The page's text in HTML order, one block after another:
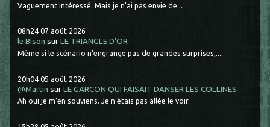
Vaguement intéressé. Mais je n'ai pas envie de...
08h24 07 août 2026
le Bison surLE TRIANGLE D'OR
Même si le scénario n'engrange pas de grandes surprises,...
20h04 05 août 2026
@Martin surLE GARCON QUI FAISAIT DANSER LES COLLINES
Ah oui je m'en souviens. Je n'étais pas allée le voir.